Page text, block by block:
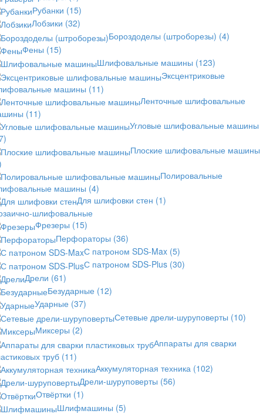
Рубанки (15)
Лобзики (32)
Бороздоделы (штроборезы) (4)
Фены (15)
Шлифовальные машины (123)
Эксцентриковые
машины (11)
Ленточные шлифовальные
(11)
Угловые шлифовальные машины
Плоские шлифовальные машины
Полировальные
машины (4)
Для шлифовки стен (1)
шлифовальные
Фрезеры (15)
Перфораторы (36)
С патроном SDS-Max (5)
С патроном SDS-Plus (30)
Дрели (61)
Безударные (12)
Ударные (37)
Сетевые дрели-шуруповерты (10)
Миксеры (2)
Аппараты для сварки
труб (11)
Аккумуляторная техника (102)
Дрели-шуруповерты (56)
Отвёртки (1)
Шлифмашины (5)